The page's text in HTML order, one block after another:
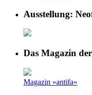
Ausstellung:
Das Magazin
Magazin »antifa«